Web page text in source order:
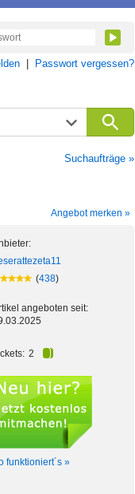
Passwort vergessen?
Suchaufträge »
Angebot merken »
(438)
angeboten seit:
2
funktioniert´s »